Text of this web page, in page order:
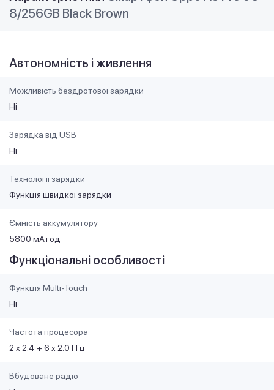
8/256GB Black Brown
Автономність і живлення
Можливість бездротової зарядки
Ні
Зарядка від USB
Ні
Технології зарядки
Функція швидкої зарядки
Ємність аккумулятору
5800 мА·год
Функціональні особливості
Функція Multi-Touch
Ні
Частота процесора
2 x 2.4 + 6 x 2.0 ГГц
Вбудоване радіо